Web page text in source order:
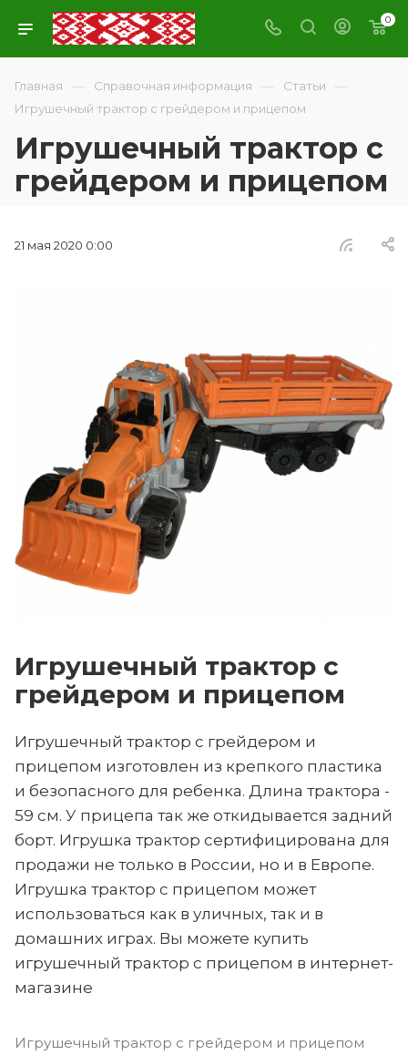
0
Главная — Справочная информация — Статьи —
Игрушечный трактор с грейдером и прицепом
Игрушечный трактор с
грейдером и прицепом
21 мая 2020 0:00
Игрушечный трактор с
грейдером и прицепом
Игрушечный трактор с грейдером и
прицепом изготовлен из крепкого пластика
и безопасного для ребенка. Длина трактора -
59 см. У прицепа так же откидывается задний
борт. Игрушка трактор сертифицирована для
продажи не только в России, но и в Европе.
Игрушка трактор с прицепом может
использоваться как в уличных, так и в
домашних играх. Вы можете купить
игрушечный трактор с прицепом в интернет-
магазине
Игрушечный трактор с грейдером и прицепом